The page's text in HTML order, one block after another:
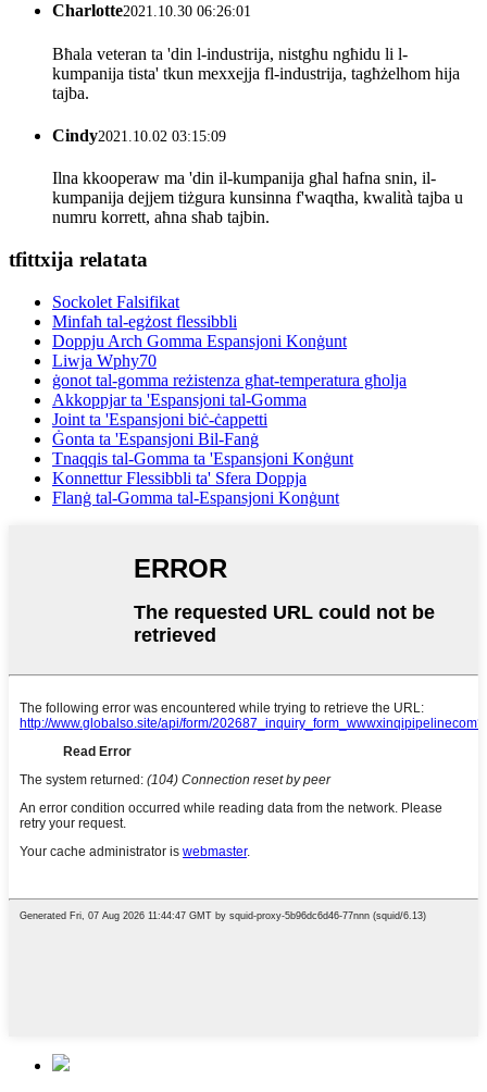
Charlotte2021.10.30 06:26:01
Bħala veteran ta 'din l-industrija, nistgħu ngħidu li l-
kumpanija tista' tkun mexxejja fl-industrija, tagħżelhom hija
tajba.
Cindy2021.10.02 03:15:09
Ilna kkooperaw ma 'din il-kumpanija għal ħafna snin, il-
kumpanija dejjem tiżgura kunsinna f'waqtha, kwalità tajba u
numru korrett, aħna sħab tajbin.
tfittxija relatata
Sockolet Falsifikat
Minfaħ tal-egżost flessibbli
Doppju Arch Gomma Espansjoni Konġunt
Liwja Wphy70
ġonot tal-gomma reżistenza għat-temperatura għolja
Akkoppjar ta 'Espansjoni tal-Gomma
Joint ta 'Espansjoni biċ-ċappetti
Ġonta ta 'Espansjoni Bil-Fanġ
Tnaqqis tal-Gomma ta 'Espansjoni Konġunt
Konnettur Flessibbli ta' Sfera Doppja
Flanġ tal-Gomma tal-Espansjoni Konġunt